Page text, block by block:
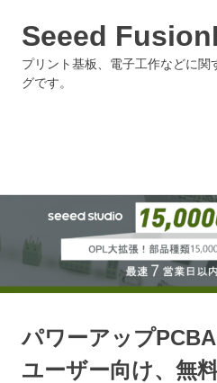
content
Seeed
プリント基板、電子工作などに関
グです。
パワーアップ
ユーザー向け、無